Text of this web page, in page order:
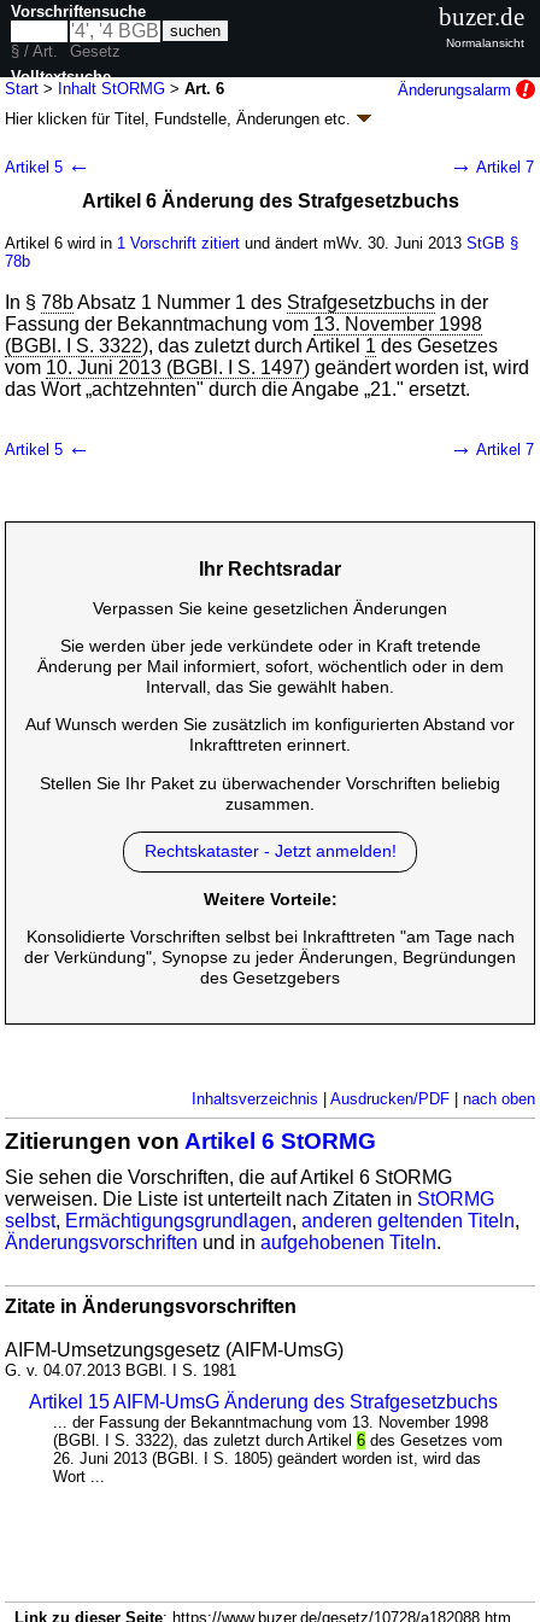
Start > Inhalt StORMG >Art. 6
Änderungsalarm
Hier klicken fürTitel, Fundstelle, Änderungen etc.
Opfern sexuellen Missbrauchs (StORMG)
G. v. 26.06.2013BGBl. I S. 1805(Nr. 32); Geltung ab 30.06.2013,
10 Änderungen
| Drucksachen / Entwurf / Begründung |
Artikel 5 ← → Artikel 7
Artikel 6 Änderung des Strafgesetzbuchs
Artikel 6 wird in 1 Vorschrift zitiert und ändert mWv. 30. Juni 2013StGB §
78b
In §78bAbsatz 1 Nummer 1 des Strafgesetzbuchs in der
Fassung der Bekanntmachung vom 13. November 1998
(BGBl. I S. 3322), das zuletzt durch Artikel 1 des Gesetzes
vom 10. Juni 2013 (BGBl. I S. 1497) geändert worden ist, wird
das Wort „achtzehnten" durch die Angabe „21." ersetzt.
Artikel 5 ← → Artikel 7
Ihr Rechtsradar
Verpassen Sie keine gesetzlichen Änderungen
Sie werden über jede verkündete oder in Kraft tretende
Änderung per Mail informiert, sofort, wöchentlich oder in dem
Intervall, das Sie gewählt haben.
Auf Wunsch werden Sie zusätzlich im konfigurierten Abstand vor
Inkrafttreten erinnert.
Stellen Sie Ihr Paket zu überwachender Vorschriften beliebig
zusammen.
Rechtskataster - Jetzt anmelden!
Weitere Vorteile:
Konsolidierte Vorschriften selbst bei Inkrafttreten "am Tage nach
der Verkündung", Synopse zu jeder Änderungen, Begründungen
des Gesetzgebers
Inhaltsverzeichnis Ausdrucken/PDF| nach oben
Zitierungen von Artikel 6 StORMG
Sie sehen die Vorschriften, die auf Artikel 6 StORMG
verweisen. Die Liste ist unterteilt nach Zitaten in StORMG
selbst, Ermächtigungsgrundlagen,anderen geltenden Titeln,
Änderungsvorschriften und inaufgehobenen Titeln.
Zitate in Änderungsvorschriften
AIFM-Umsetzungsgesetz (AIFM-UmsG)
G. v. 04.07.2013 BGBl. I S. 1981
Artikel 15 AIFM-UmsG Änderung des Strafgesetzbuchs
... der Fassung der Bekanntmachung vom 13. November 1998
(BGBl. I S. 3322), das zuletzt durch Artikel6 des Gesetzes vom
26. Juni 2013 (BGBl. I S. 1805) geändert worden ist, wird das
Wort ...
Vorschriftensuche
§ / Art.
Gesetz
Volltextsuche
nur in StORMG
buzer.de
Normalansicht
Link zu dieser Seite: https://www.buzer.de/gesetz/10728/a182088.htm